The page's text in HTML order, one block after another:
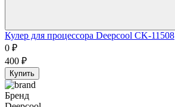
Кулер для процессора Deepcool CK-11508
0 ₽
400 ₽
Купить
Бренд